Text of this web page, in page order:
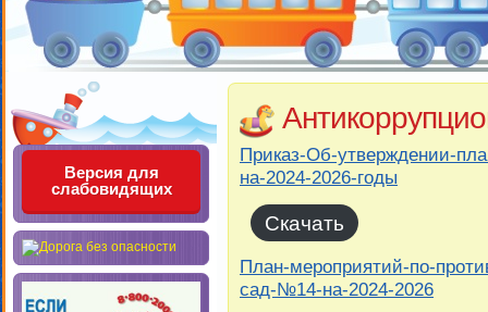
Версия для
слабовидящих
Приказ-Об-утверждении-
на-2024-2026-годы
Скачать
План-мероприятий-по-
сад-№14-на-2024-2026